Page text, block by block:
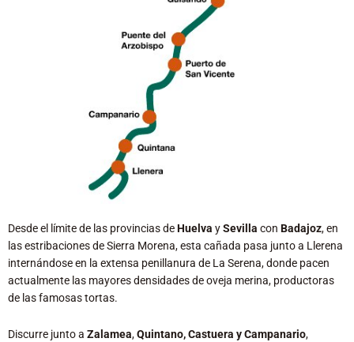
Desde el límite de las provincias deHuelva ySevilla con Badajoz, en
las estribaciones de Sierra Morena, esta cañada pasa junto a Llerena
internándose en la extensa penillanura de La Serena, donde pacen
actualmente las mayores densidades de oveja merina, productoras
de las famosas tortas.
Discurre junto a Zalamea,Quintano, Castuera y Campanario,